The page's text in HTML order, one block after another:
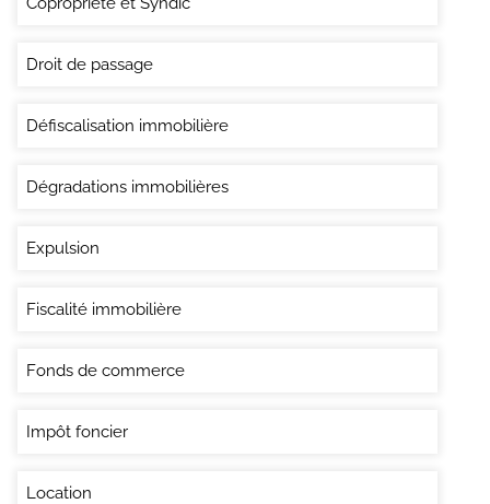
Droit de passage
Défiscalisation immobilière
Dégradations immobilières
Expulsion
Fiscalité immobilière
Fonds de commerce
Impôt foncier
Location